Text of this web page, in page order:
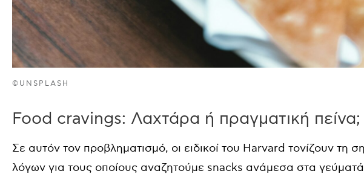
©UNSPLASH
Food cravings: Λαχτάρα ή πραγματική πείνα;
Σε αυτόν τον προβληματισμό, οι ειδικοί του Harvard τονίζουν τη
λόγων για τους οποίους αναζητούμε snacks ανάμεσα στα